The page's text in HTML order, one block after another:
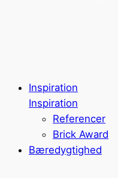
Inspiration
Inspiration
Referencer
Brick Award
Bæredygtighed